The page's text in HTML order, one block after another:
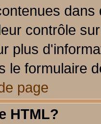
contrôle
plus
le formulaire
page
HTML?